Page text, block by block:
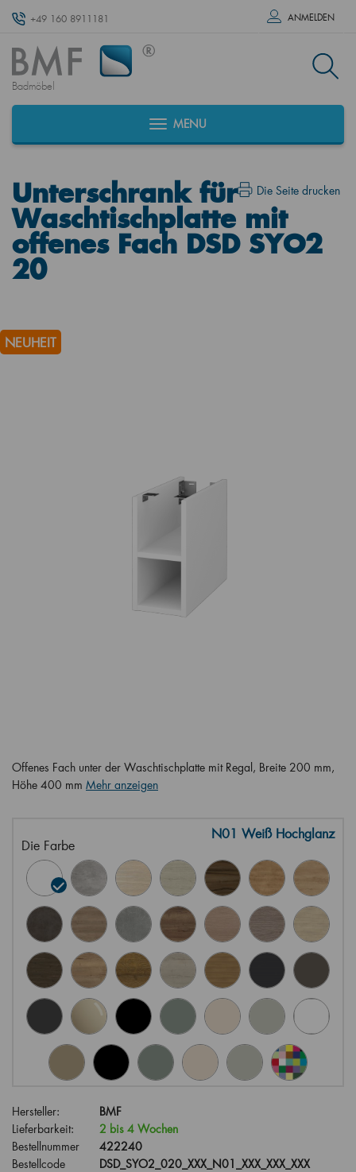
+49 160 8911181 ANMELDEN
Badmöbel
MENU
Die Seite drucken
Unterschrank für
Waschtischplatte mit
offenes Fach DSD SYO2
20
NEUHEIT
Offenes Fach unter der Waschtischplatte mit Regal, Breite 200 mm,
Höhe 400 mm Mehr anzeigen
Die Farbe
N01 Weiß Hochglanz
Hersteller:
BMF
Lieferbarkeit:
2 bis 4 Wochen
Bestellnummer
422240
Bestellcode
DSD_SYO2_020_XXX_N01_XXX_XXX_XXX